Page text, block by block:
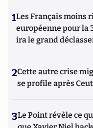
1Les Français moins
européenne pour la
ira le grand
2Cette autre crise
se profile après
3Le Point révèle ce